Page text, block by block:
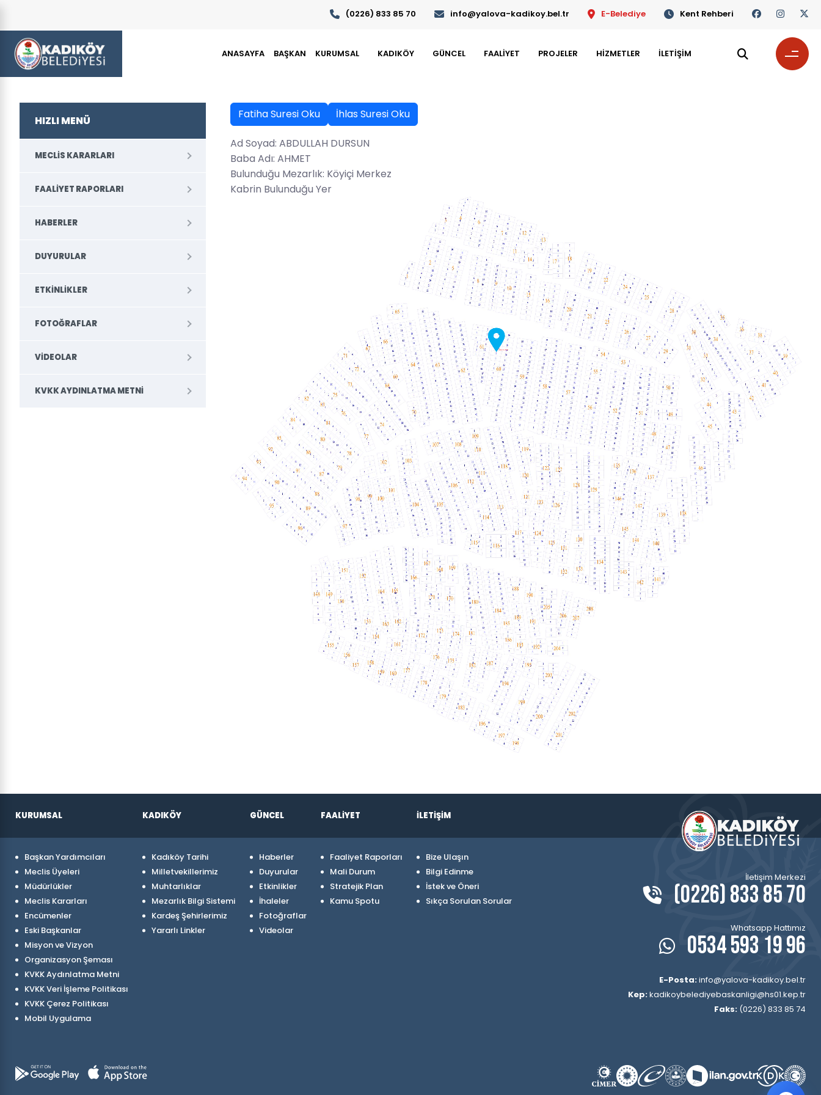
(0226) 833 85 70 info@yalova-kadikoy.bel.tr E-Belediye Kent Rehberi
ANASAYFA BAŞKAN KURUMSAL KADIKÖY GÜNCEL FAALİYET PROJELER HİZMETLER İLETİŞİM
Fatiha Suresi Oku İhlas Suresi Oku
Ad Soyad: ABDULLAH DURSUN
Baba Adı: AHMET
Bulunduğu Mezarlık: Köyiçi Merkez
Kabrin Bulunduğu Yer
HIZLI MENÜ
MECLIS KARARLARI
FAALIYET RAPORLARI
HABERLER
DUYURULAR
ETKINLIKLER
FOTOĞRAFLAR
VIDEOLAR
KVKK AYDINLATMA METNI
KURUMSAL
Başkan Yardımcıları
Meclis Üyeleri
Müdürlükler
Meclis Kararları
Encümenler
Eski Başkanlar
Misyon ve Vizyon
Organizasyon Şeması
KVKK Aydınlatma Metni
KVKK Veri İşleme Politikası
KVKK Çerez Politikası
Mobil Uygulama
KADIKÖY
Kadıköy Tarihi
Milletvekillerimiz
Muhtarlıklar
Mezarlık Bilgi Sistemi
Kardeş Şehirlerimiz
Yararlı Linkler
GÜNCEL
Haberler
Duyurular
Etkinlikler
İhaleler
Fotoğraflar
Videolar
FAALİYET
Faaliyet Raporları
Mali Durum
Stratejik Plan
Kamu Spotu
İLETİŞİM
Bize Ulaşın
Bilgi Edinme
İstek ve Öneri
Sıkça Sorulan Sorular
İletişim Merkezi
(0226) 833 85 70
Whatsapp Hattımız
0534 593 19 96
E-Posta:info@yalova-kadikoy.bel.tr
Kep:kadikoybelediyebaskanligi@hs01.kep.tr
Faks: (0226) 833 85 74